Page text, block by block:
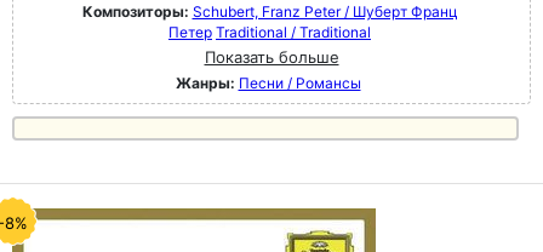
Композиторы: Schubert, Franz Peter / Шуберт Франц
Петер Traditional / Traditional
Показать больше
Жанры: Песни / Романсы
8%